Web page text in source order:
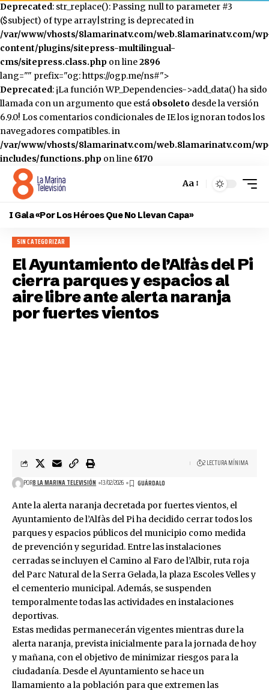
Deprecated: str_replace(): Passing null to parameter #3
($subject) of type array|string is deprecated in
/var/www/vhosts/8lamarinatv.com/web.8lamarinatv.com/
content/plugins/sitepress-multilingual-
cms/sitepress.class.php on line2896
lang="" prefix="og: https://ogp.me/ns#">
Deprecated: ¡La función WP_Dependencies->add_data() ha sido
llamada con un argumento que está obsoleto desde la versión
6.9.0! Los comentarios condicionales de IE los ignoran todos los
navegadores compatibles. in
/var/www/vhosts/8lamarinatv.com/web.8lamarinatv.com/
includes/functions.php on line 6170
Cambiar
tamaño
fuente
Aa
I Gala «Por Los Héroes Que No Llevan Capa»
SIN CATEGORIZAR
El Ayuntamiento de l’Alfàs del Pi
cierra parques y espacios al
aire libre ante alerta naranja
por fuertes vientos
POR8 LA MARINA TELEVISIÓN 13/02/2026
2 LECTURA MÍNIMA
Ante la alerta naranja decretada por fuertes vientos, el
Ayuntamiento de l’Alfàs del Pi ha decidido cerrar todos los
parques y espacios públicos del municipio como medida
de prevención y seguridad. Entre las instalaciones
cerradas se incluyen el Camino al Faro de l’Albir, ruta roja
del Parc Natural de la Serra Gelada, la plaza Escoles Velles y
el cementerio municipal. Además, se suspenden
temporalmente todas las actividades en instalaciones
deportivas.
Estas medidas permanecerán vigentes mientras dure la
alerta naranja, prevista inicialmente para la jornada de hoy
y mañana, con el objetivo de minimizar riesgos para la
ciudadanía. Desde el Ayuntamiento se hace un
llamamiento a la población para que extremen las